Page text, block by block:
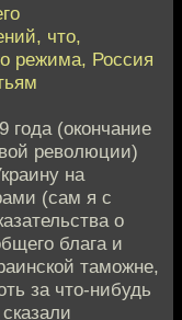
что,
режима, Россия
года (окончание
революции)
на
(сам я с
о
блага и
таможне,
за что-нибудь